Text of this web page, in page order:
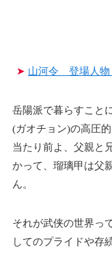
➤ 山河令 登場人物
岳陽派で暮らすこと
(ガオチョン)の高圧
当たり前よ、父親と
かって、瑠璃甲は父
ん。
それが武侠の世界っ
してのプライドや存